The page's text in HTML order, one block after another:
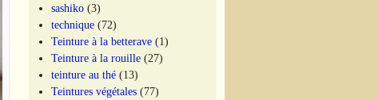
sashiko (3)
technique (72)
Teinture à la betterave (1)
Teinture à la rouille (27)
teinture au thé (13)
Teintures végétales (77)